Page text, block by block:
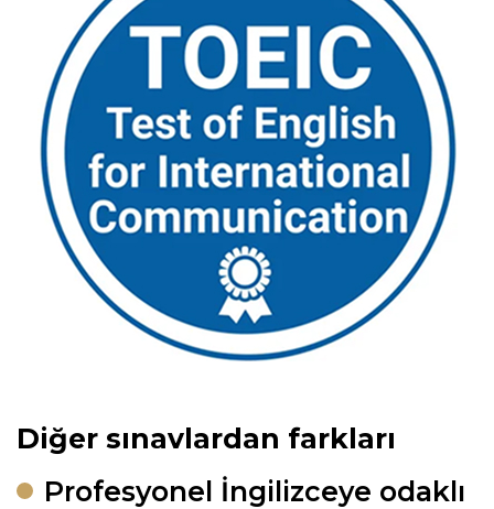
Diğer sınavlardan farkları
Profesyonel İngilizceye odaklı